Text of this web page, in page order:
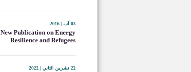
03 آب | 2016
New Publication on Energy
Resilience and Refugees
22 تشرين الثاني | 2022